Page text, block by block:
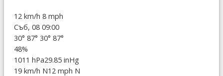
12 km/h 8 mph
Съб, 08 09:00
30° 87° 30° 87°
48%
1011 hPa29.85 inHg
19 km/h N12 mph N